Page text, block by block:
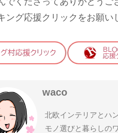
ング応援クリックをお願い
waco
北欧インテリアとハ
モノ選びと暮らしの